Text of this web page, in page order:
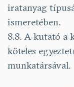
iratanyag
ismeretében.
8.8. A kutató a
köteles
munkatársával.